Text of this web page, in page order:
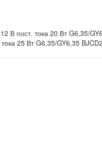
пост. тока 20 Вт G6,35/
25 Вт G6,35/GY6,35